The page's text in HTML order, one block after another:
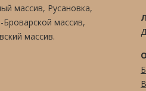
массив, Русановка,
Броварской массив,
массив.